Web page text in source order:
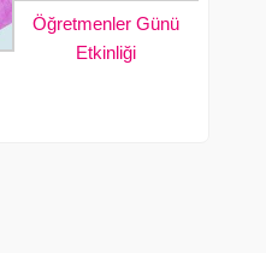
Öğretmenler Günü
Etkinliği